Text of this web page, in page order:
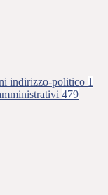
indirizzo-politico 1
479